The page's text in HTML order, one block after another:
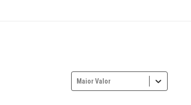
Maior Valor